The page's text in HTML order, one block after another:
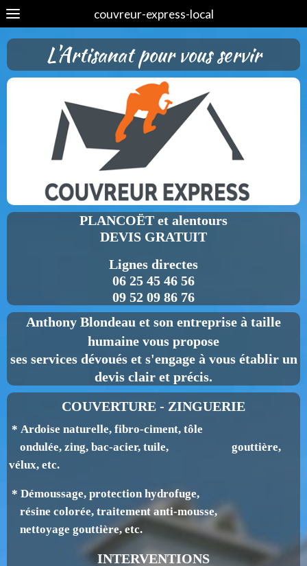
couvreur-express-local
L'Artisanat pour vous servir
PLANCOËT et alentours
DEVIS GRATUIT
Lignes directes
06 25 45 46 56
09 52 09 86 76
Anthony Blondeau et son entreprise à taille
humaine vous propose
ses services dévoués et s'engage à vous établir un
devis clair et précis.
COUVERTURE - ZINGUERIE
* Ardoise naturelle, fibro-ciment, tôle
ondulée, zing, bac-acier, tuile, gouttière,
vélux, etc.
* Démoussage, protection hydrofuge,
résine colorée, traitement anti-mousse,
nettoyage gouttière, etc.
INTERVENTIONS